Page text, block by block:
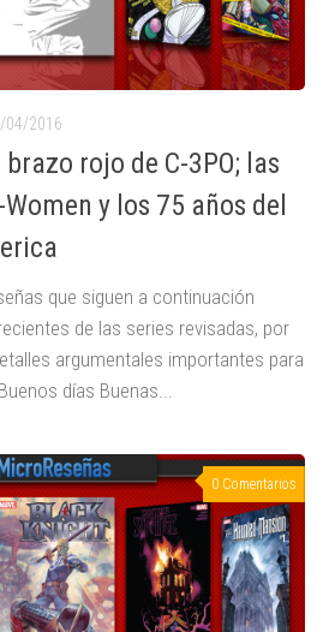
04/2016
rojo de C-3PO; las
y los 75 años del
que siguen a continuación
de las series revisadas, por
argumentales importantes para
días Buenas...
0 Comentarios